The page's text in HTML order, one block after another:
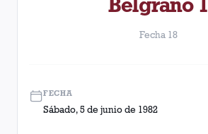
Fecha 18
FECHA
Sábado, 5 de junio de 1982